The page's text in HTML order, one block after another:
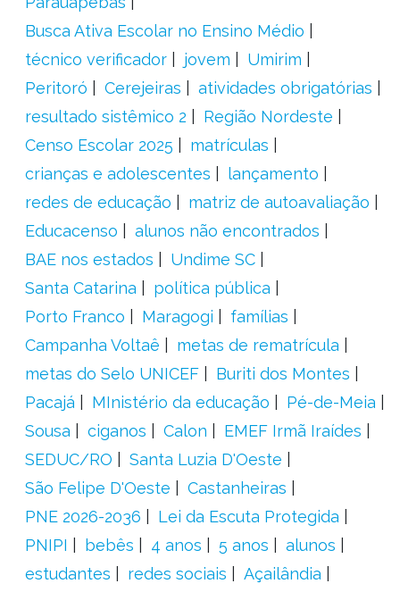
Busca Ativa Escolar no Ensino Médio
técnico verificador
jovem
Umirim
Peritoró
Cerejeiras
atividades obrigatórias
resultado sistêmico 2
Região Nordeste
Censo Escolar 2025
matrículas
crianças e adolescentes
lançamento
redes de educação
matriz de autoavaliação
Educacenso
alunos não encontrados
BAE nos estados
Undime SC
Santa Catarina
política pública
Porto Franco
Maragogi
famílias
Campanha Voltaê
metas de rematrícula
metas do Selo UNICEF
Buriti dos Montes
Pacajá
MInistério da educação
Pé-de-Meia
Sousa
ciganos Calon
EMEF Irmã Iraídes
SEDUC/RO
Santa Luzia D'Oeste
São Felipe D'Oeste
Castanheiras
PNE 2026-2036
Lei da Escuta Protegida
PNIPI
bebês 4 anos 5 anos
alunos
estudantes
redes sociais
Açailândia